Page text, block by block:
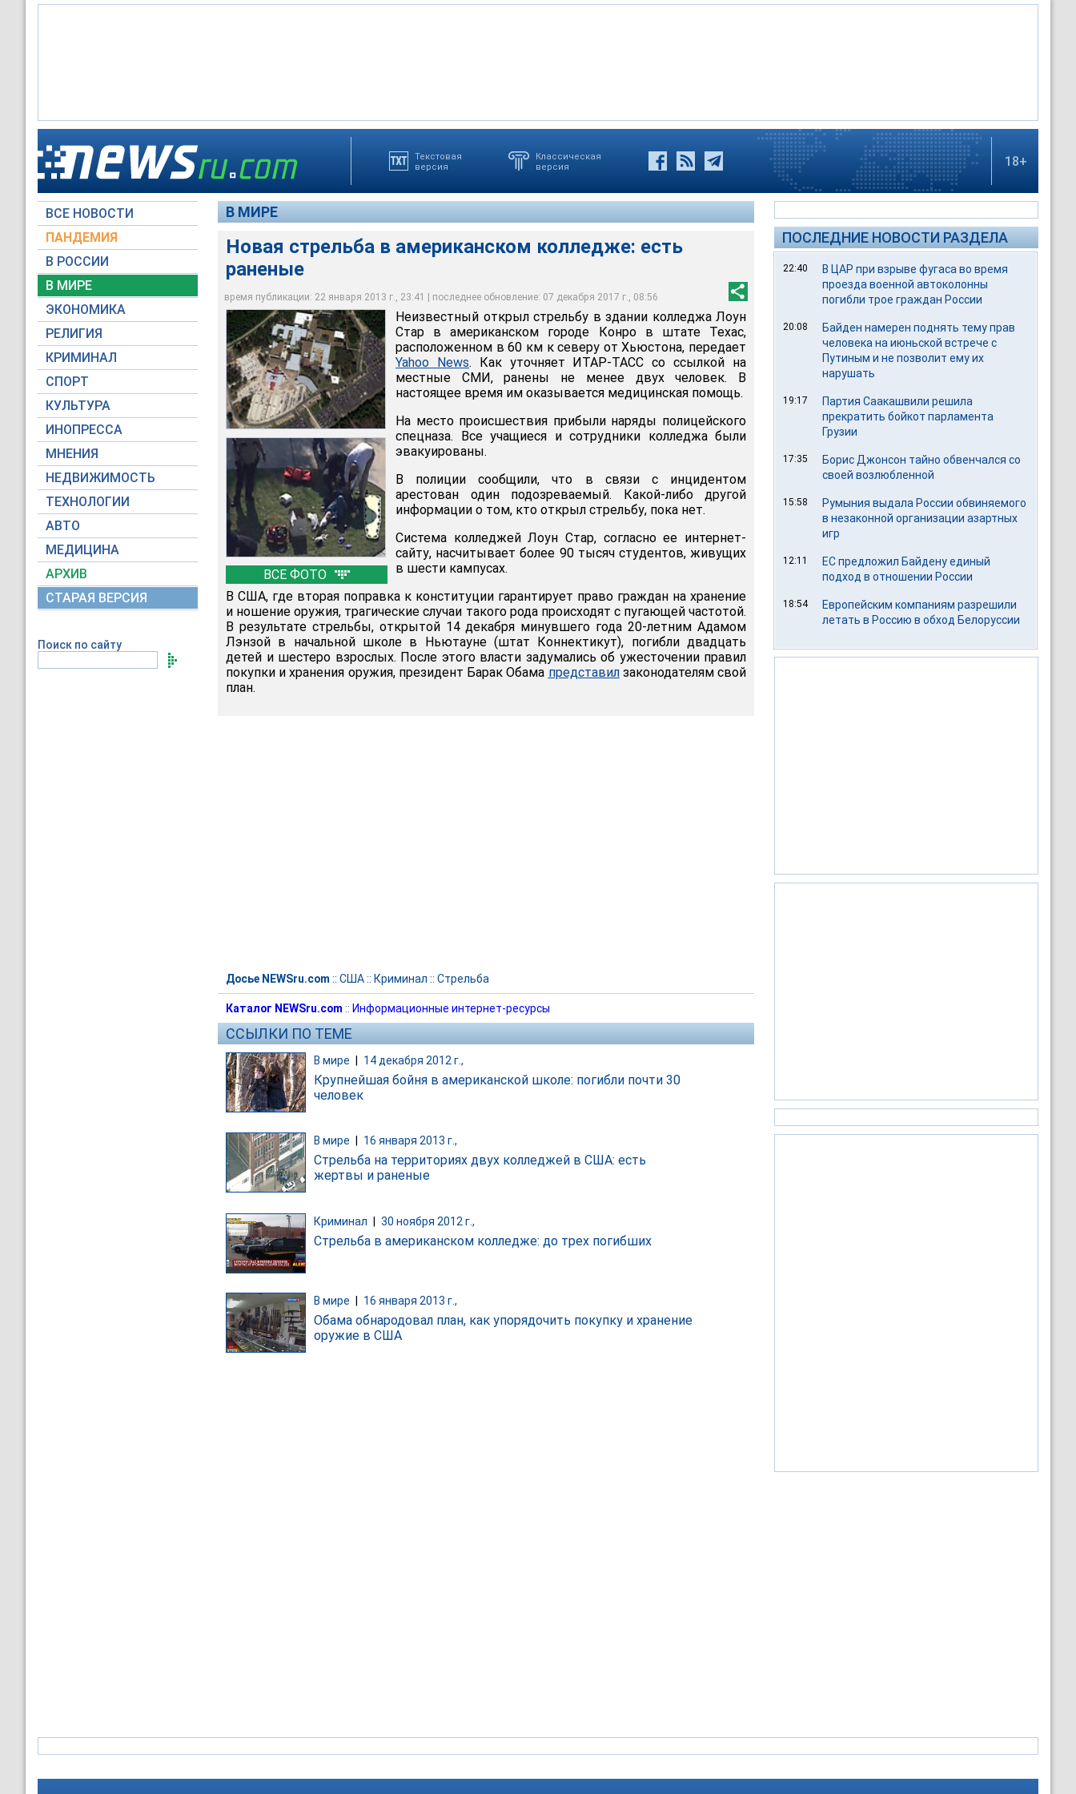
Текстовая
версия
Классическая
версия
18+
ВСЕ НОВОСТИ
ПАНДЕМИЯ
В РОССИИ
В МИРЕ
ЭКОНОМИКА
РЕЛИГИЯ
КРИМИНАЛ
СПОРТ
КУЛЬТУРА
ИНОПРЕССА
МНЕНИЯ
НЕДВИЖИМОСТЬ
ТЕХНОЛОГИИ
АВТО
МЕДИЦИНА
АРХИВ
СТАРАЯ ВЕРСИЯ
Поиск по сайту
В МИРЕ
Новая стрельба в американском колледже: есть
раненые
время публикации: 22 января 2013 г., 23:41 | последнее обновление: 07 декабря 2017 г., 08:56
ВСЕ ФОТО
Неизвестный открыл стрельбу в здании колледжа Лоун Стар в американском городе
Конро в штате Техас, расположенном в 60 км к северу от Хьюстона
Reuters
В настоящее время им оказывается медицинская помощь
Reuters
На место происшествия прибыли наряды полицейского спецназа. Все учащиеся и
сотрудники колледжа были эвакуированы
Reuters
Неизвестный открыл стрельбу в здании колледжа Лоун
Стар в американском городе Конро в штате Техас,
расположенном в 60 км к северу от Хьюстона, передает
Yahoo News. Как уточняет ИТАР-ТАСС со ссылкой на
местные СМИ, ранены не менее двух человек. В
настоящее время им оказывается медицинская помощь.
На место происшествия прибыли наряды полицейского
спецназа. Все учащиеся и сотрудники колледжа были
эвакуированы.
В полиции сообщили, что в связи с инцидентом
арестован один подозреваемый. Какой-либо другой
информации о том, кто открыл стрельбу, пока нет.
Система колледжей Лоун Стар, согласно ее интернет-
сайту, насчитывает более 90 тысяч студентов, живущих
в шести кампусах.
В США, где вторая поправка к конституции гарантирует право граждан на хранение
и ношение оружия, трагические случаи такого рода происходят с пугающей частотой.
В результате стрельбы, открытой 14 декабря минувшего года 20-летним Адамом
Лэнзой в начальной школе в Ньютауне (штат Коннектикут), погибли двадцать
детей и шестеро взрослых. После этого власти задумались об ужесточении правил
покупки и хранения оружия, президент Барак Обама представилзаконодателям свой
план.
Досье NEWSru.com :: США:: Криминал :: Стрельба
Каталог NEWSru.com :: Информационные интернет-ресурсы
ССЫЛКИ ПО ТЕМЕ
В мире 14 декабря 2012 г.,
Крупнейшая бойня в американской школе: погибли почти 30
человек
В мире 16 января 2013 г.,
Стрельба на территориях двух колледжей в США: есть
жертвы и раненые
Криминал | 30 ноября 2012 г.,
Стрельба в американском колледже: до трех погибших
В мире | 16 января 2013 г.,
Обама обнародовал план, как упорядочить покупку и хранение
оружие в США
ПОСЛЕДНИЕ НОВОСТИ РАЗДЕЛА
22:40
В ЦАР при взрыве фугаса во время
проезда военной автоколонны
погибли трое граждан России
20:08
Байден намерен поднять тему прав
человека на июньской встрече с
Путиным и не позволит ему их
нарушать
19:17
Партия Саакашвили решила
прекратить бойкот парламента
Грузии
17:35
Борис Джонсон тайно обвенчался со
своей возлюбленной
15:58
Румыния выдала России обвиняемого
в незаконной организации азартных
игр
12:11
ЕС предложил Байдену единый
подход в отношении России
18:54
Европейским компаниям разрешили
летать в Россию в обход Белоруссии